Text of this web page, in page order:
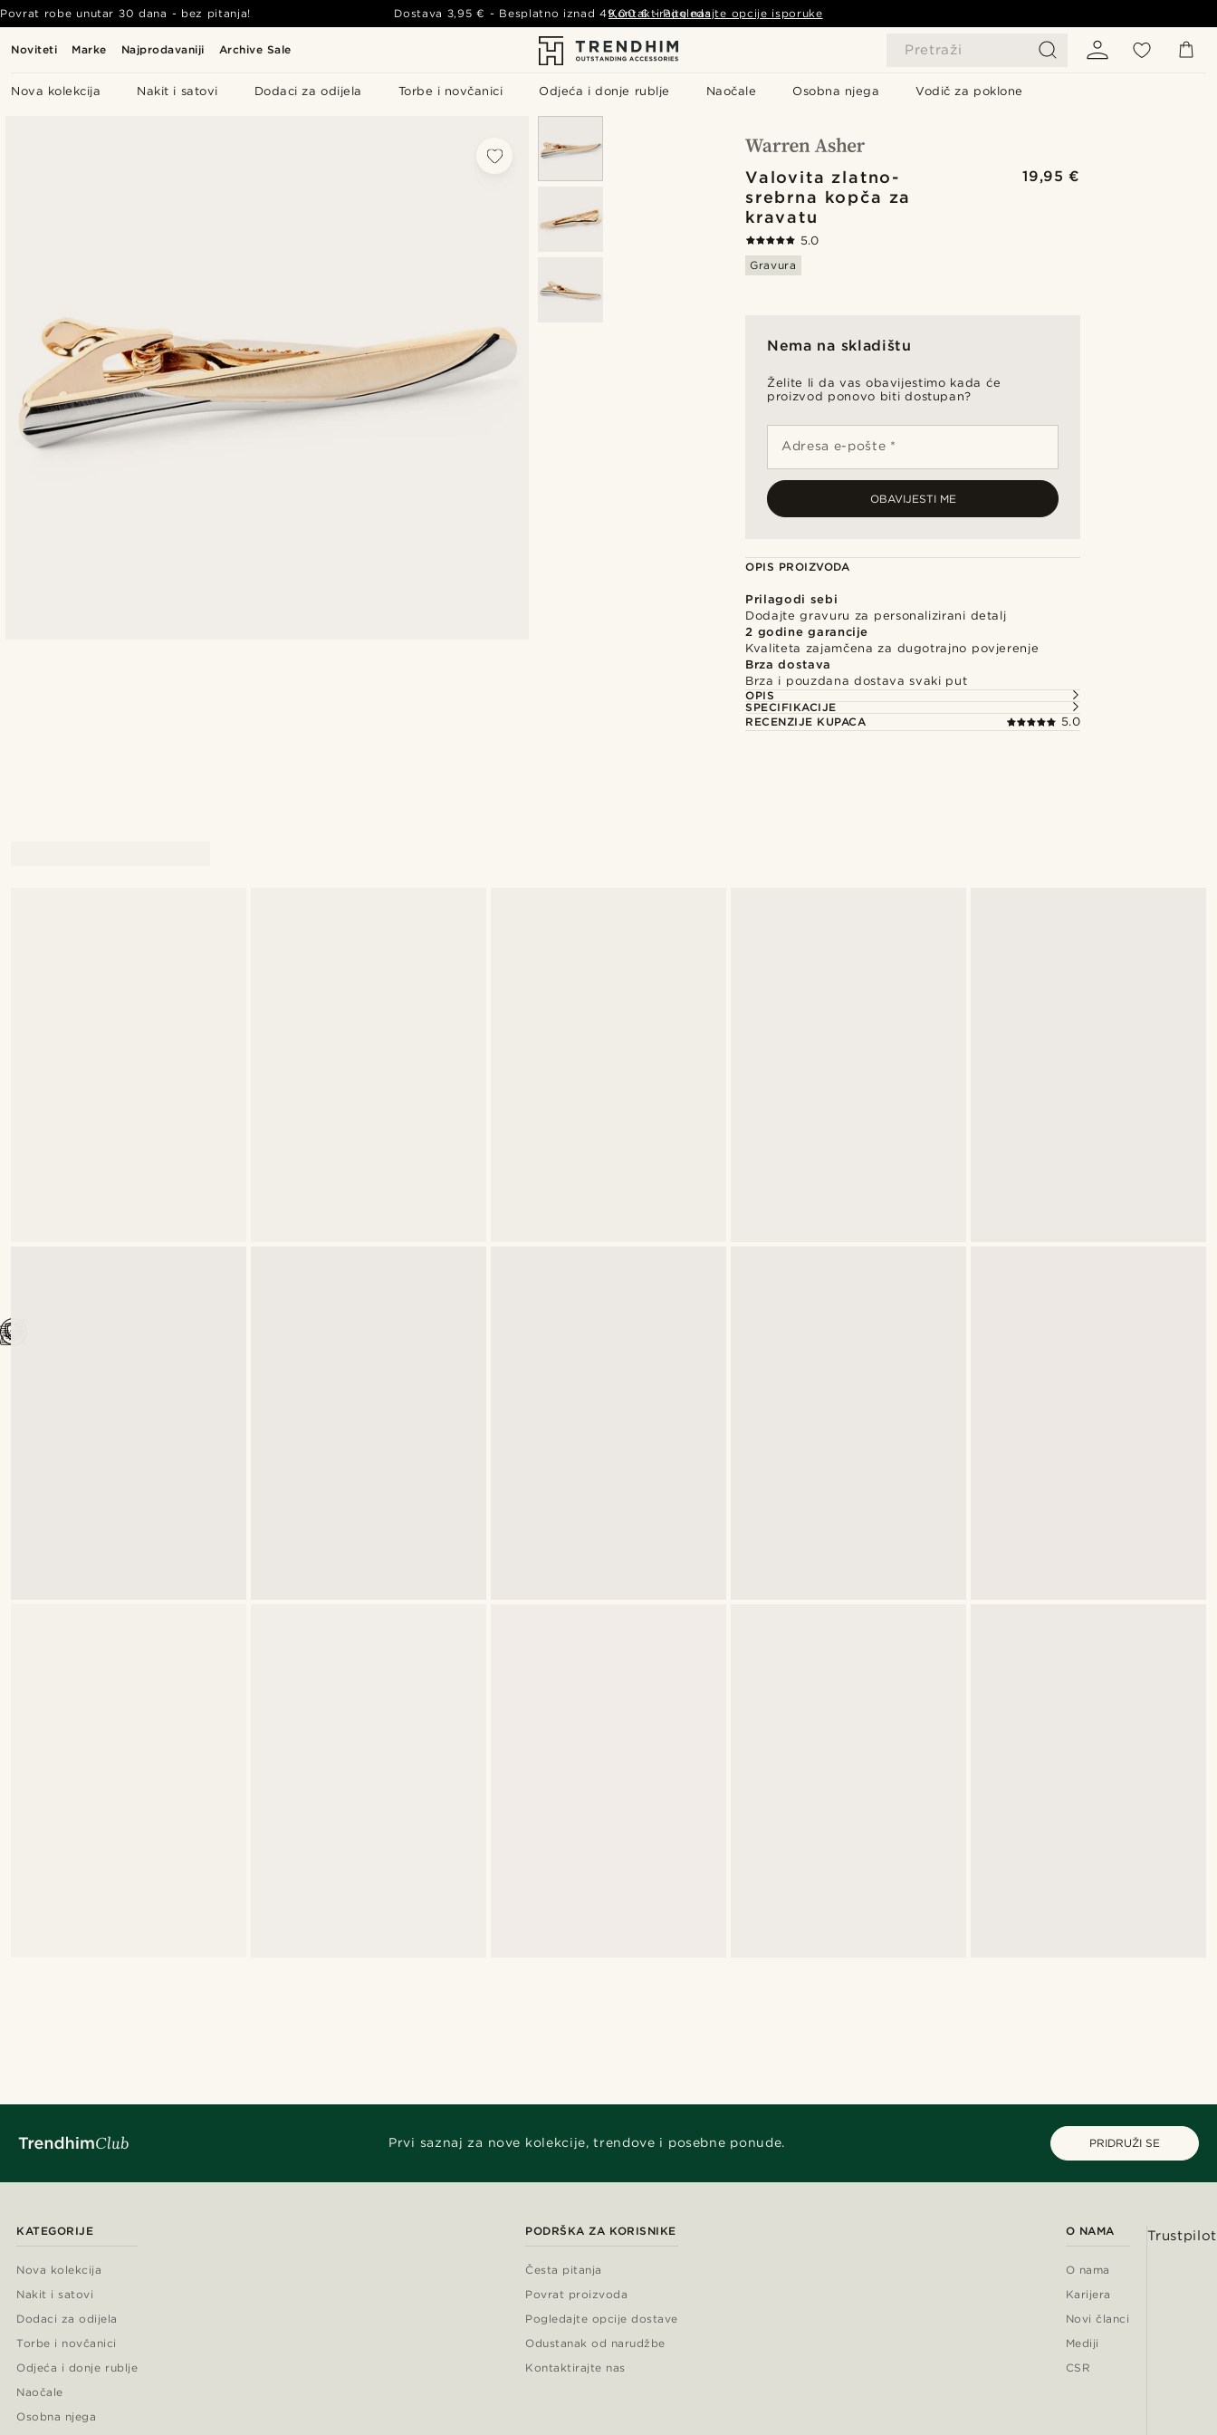
Noviteti Marke Najprodavaniji Archive Sale Pretraži
Nova kolekcija Nakit i satovi Dodaci za odijela Torbe i novčanici Odjeća i donje rublje Naočale Osobna njega Vodič za poklone
Povrat robe unutar 30 dana - bez pitanja! Dostava 3,95 € - Besplatno iznad49,00 € - Pogledajte opcije isporuke
Kontaktirajte nas
Valovita zlatno-
srebrna kopča za
kravatu
19,95 €
5.0
Gravura
Nema na skladištu
Želite li da vas obavijestimo kada će
proizvod ponovo biti dostupan?
Adresa e-pošte *
OBAVIJESTI ME
OPIS PROIZVODA
Prilagodi sebi
Dodajte gravuru za personalizirani detalj
2 godine garancije
Kvaliteta zajamčena za dugotrajno povjerenje
Brza dostava
Brza i pouzdana dostava svaki put
OPIS
SPECIFIKACIJE
RECENZIJE KUPACA
5.0
Prvi saznaj za nove kolekcije, trendove i posebne ponude. PRIDRUŽI SE
KATEGORIJE
Nova kolekcija
Nakit i satovi
Dodaci za odijela
Torbe i novčanici
Odjeća i donje rublje
Naočale
Osobna njega
PODRŠKA ZA KORISNIKE
Česta pitanja
Povrat proizvoda
Pogledajte opcije dostave
Odustanak od narudžbe
Kontaktirajte nas
O NAMA
O nama
Karijera
Novi članci
Mediji
CSR
Trustpilot